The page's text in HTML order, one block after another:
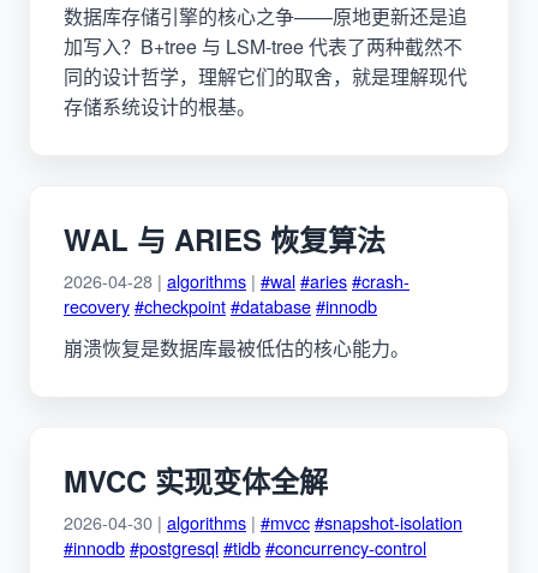
数据库存储引擎的核心之争——原地更新还是追
加写入？B+tree 与 LSM-tree 代表了两种截然不
同的设计哲学，理解它们的取舍，就是理解现代
存储系统设计的根基。
WAL 与 ARIES 恢复算法
2026-04-28 | algorithms | #wal#aries#crash-
recovery#checkpoint#database#innodb
崩溃恢复是数据库最被低估的核心能力。
MVCC 实现变体全解
2026-04-30 | algorithms | #mvcc#snapshot-isolation
#innodb#postgresql#tidb#concurrency-control